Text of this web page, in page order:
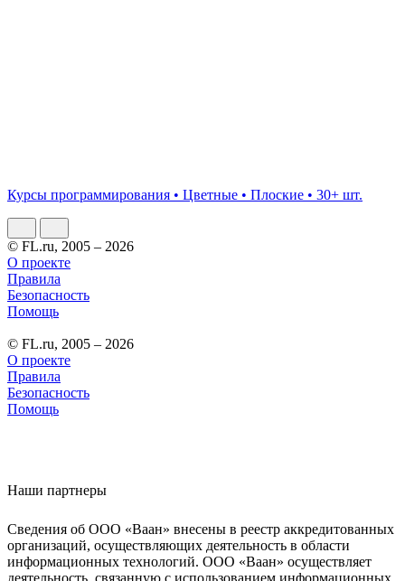
Курсы программирования • Цветные • Плоские • 30+ шт.
© FL.ru, 2005 – 2026
О проекте
Правила
Безопасность
Помощь
© FL.ru, 2005 – 2026
О проекте
Правила
Безопасность
Помощь
Наши партнеры
Сведения об ООО «Ваан» внесены в реестр аккредитованных
организаций, осуществляющих деятельность в области
информационных технологий. ООО «Ваан» осуществляет
деятельность, связанную с использованием информационных